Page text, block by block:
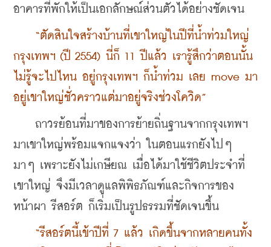
อาคารที่พักให้เป็นเอกลักษณ์ส่วนตัวได้อย่างชัดเจน
“ตัดสินใจสร้างบ้านที่เขาใหญ่ในปีที่น้ำท่วมใหญ่
กรุงเทพฯ (ปี 2554) นี่ก็ 11 ปีแล้ว เรารู้สึกว่าตอนนั้น
ไม่รู้จะไปไหน อยู่กรุงเทพฯ ก็น้ำท่วม เลย move มา
อยู่เขาใหญ่ชั่วคราวแต่มาอยู่จริงช่วงโควิด”
ถาวรย้อนที่มาของการย้ายถิ่นฐานจากกรุงเทพฯ
มาเขาใหญ่พร้อมแจกแจงว่า ในตอนแรกยังไปๆ
มาๆ เพราะยังไม่เกษียณ เมื่อได้มาใช้ชีวิตประจำที่
เขาใหญ่ จึงมีเวลาดูแลพิพิธภัณฑ์และกิจการของ
หน้าผา รีสอร์ต ก็เริ่มเป็นรูปธรรมที่ชัดเจนขึ้น
“รีสอร์ตนี้เข้าปีที่ 7 แล้ว เกิดขึ้นจากหลายคนทั้ง